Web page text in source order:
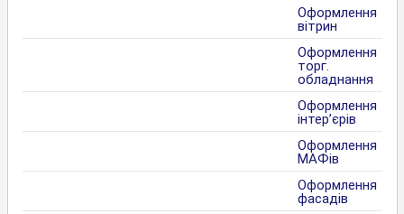
Оформлення
вітрин
Оформлення
торг.
обладнання
Оформлення
інтер’єрів
Оформлення
МАФів
Оформлення
фасадів